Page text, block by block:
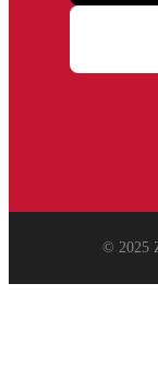
© 2025